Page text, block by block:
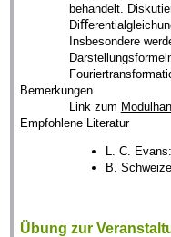
behandelt.
Insbesondere
Bemerkungen
Link zum
Empfohlene Literatur
L. C.
B.
Übung zur